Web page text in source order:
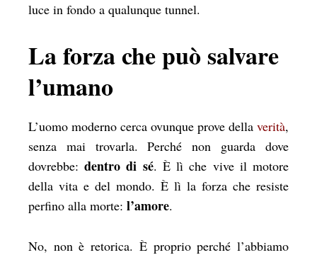
luce in fondo a qualunque tunnel.
La forza che può salvare
l’umano
L’uomo moderno cerca ovunque prove della verità,
senza mai trovarla. Perché non guarda dove
dovrebbe:dentro di sé. È lì che vive il motore
della vita e del mondo. È lì la forza che resiste
perfino alla morte: l’amore.
No, non è retorica. È proprio perché l’abbiamo